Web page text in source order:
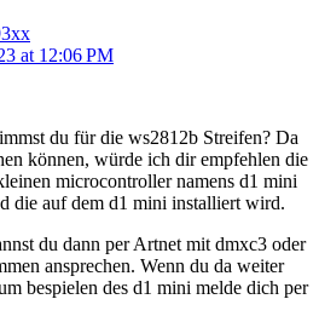
at 12:06 PM
du für die ws2812b Streifen? Da
können, würde ich dir empfehlen die
microcontroller namens d1 mini
die auf dem d1 mini installiert wird.
du dann per Artnet mit dmxc3 oder
ansprechen. Wenn du da weiter
bespielen des d1 mini melde dich per